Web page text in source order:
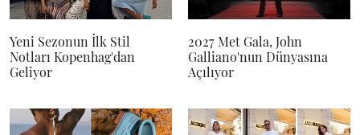
Yeni Sezonun İlk Stil
Notları Kopenhag'dan
Geliyor
2027 Met Gala, John
Galliano'nun Dünyasına
Açılıyor